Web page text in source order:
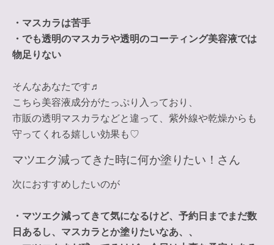
・マスカラは苦手
・でも透明のマスカラや透明のコーティング美容液では
物足りない
そんなあなたです♬
こちら美容液成分がたっぷり 入っており、
市販の透明マスカラなどと違って、 紫外線や乾燥からも
守ってくれる嬉しい効果も♡
マツエク減ってきた時に何か塗りたい！さん
次におすすめしたいのが
・マツエク減ってきて気になるけど、予約日までまだ数
日あるし、マスカラとか塗りたいなあ、、